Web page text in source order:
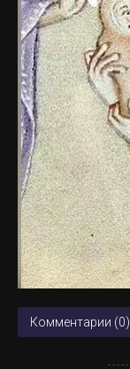
сохраняюсь, -
резервную
Но сегодня
работы.
с огромной
комп, меняю
меняется.
дисков. Весь
существует
устройство".
пусто. Все
Окей. Но в
состояние
Комментарии (0)